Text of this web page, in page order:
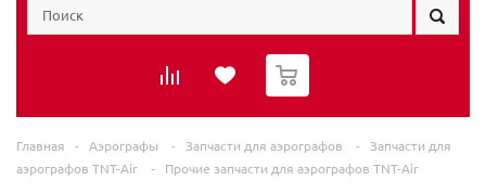
0
Главная - Аэрографы - Запчасти для аэрографов -
Запчасти для
аэрографов TNT-Air
- Прочие запчасти для аэрографов TNT-Air